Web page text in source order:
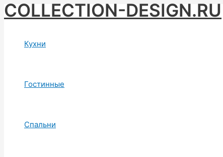
Skip
to
COLLECTION-DESIGN.RU
Кухни
Гостинные
Спальни